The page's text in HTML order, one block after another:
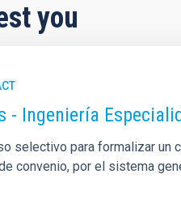
you
- Ingeniería
selectivo para formalizar un
convenio, por el sistema